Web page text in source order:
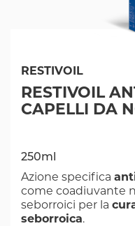
RESTIVOIL
RESTIVOIL
CAPELLI DA
250ml
Azione specifica
come coadiuvante
seborroici per la
seborroica.